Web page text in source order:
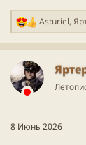
Р
а
к
ц
и
Asturiel,
8 Июнь 2026